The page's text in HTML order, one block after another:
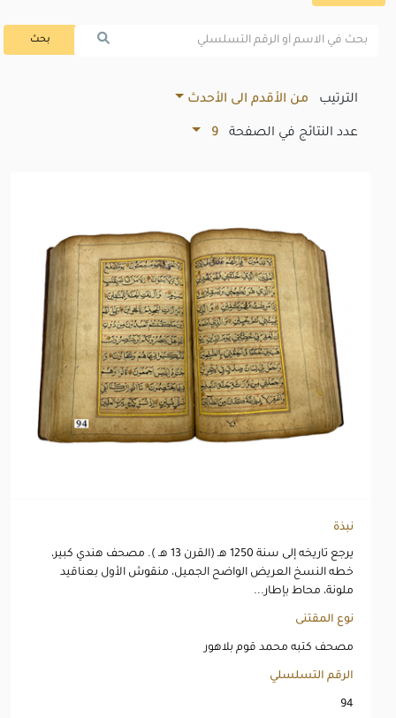
بحث
الترتيب من الأقدم الى الأحدث
عدد النتائج في الصفحة 9
نبذة
يرجع تاريخه إلى سنة 1250 هـ (القرن 13 هـ ). مصحف هندي كبير،
خطه النسخ العريض الواضح الجميل، منقوش الأول بعناقيد
ملونة، محاط بإطار...
نوع المقتنى
مصحف كتبه محمد قوم بلاهور
الرقم التسلسلي
94